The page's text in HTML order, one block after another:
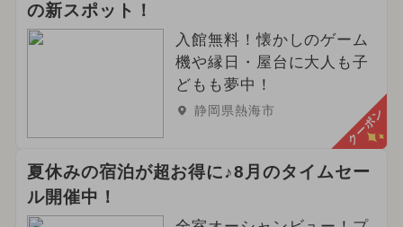
の新スポット！
入館無料！懐かしのゲーム
機や縁日・屋台に大人も子
どもも夢中！
静岡県熱海市 クーポン
夏休みの宿泊が超お得に♪8月のタイムセー
ル開催中！